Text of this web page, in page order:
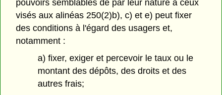
pouvoirs semblables de par leur nature à ceux
visés aux alinéas 250(2)b), c) et e) peut fixer
des conditions à l'égard des usagers et,
notamment :
a) fixer, exiger et percevoir le taux ou le
montant des dépôts, des droits et des
autres frais;